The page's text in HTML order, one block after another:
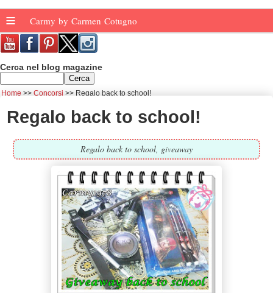
≡ Carmy by Carmen Cotugno
Cerca nel blog magazine
Home Concorsi Regalo back to school!
Regalo back to school!
Regalo back to school, giveaway